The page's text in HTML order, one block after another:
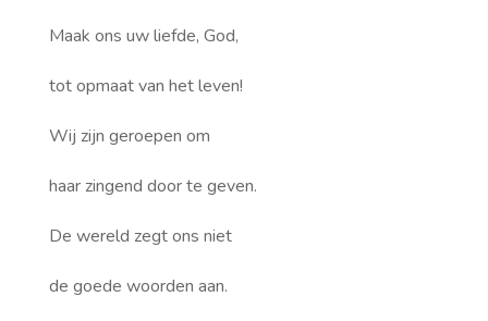
Maak ons uw liefde, God,
tot opmaat van het leven!
Wij zijn geroepen om
haar zingend door te geven.
De wereld zegt ons niet
de goede woorden aan.